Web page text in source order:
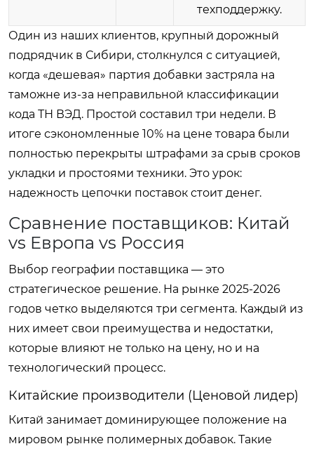
техподдержку.
Один из наших клиентов, крупный дорожный
подрядчик в Сибири, столкнулся с ситуацией,
когда «дешевая» партия добавки застряла на
таможне из-за неправильной классификации
кода ТН ВЭД. Простой составил три недели. В
итоге сэкономленные 10% на цене товара были
полностью перекрыты штрафами за срыв сроков
укладки и простоями техники. Это урок:
надежность цепочки поставок стоит денег.
Сравнение поставщиков: Китай
vs Европа vs Россия
Выбор географии поставщика — это
стратегическое решение. На рынке 2025-2026
годов четко выделяются три сегмента. Каждый из
них имеет свои преимущества и недостатки,
которые влияют не только на цену, но и на
технологический процесс.
Китайские производители (Ценовой лидер)
Китай занимает доминирующее положение на
мировом рынке полимерных добавок. Такие